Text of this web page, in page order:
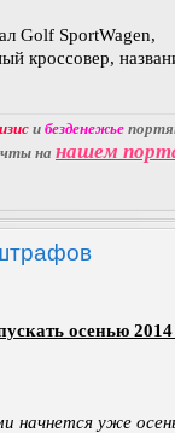
Golf SportWagen,
кроссовер,
и безденежье
на нашем
осенью 2014
начнется уже